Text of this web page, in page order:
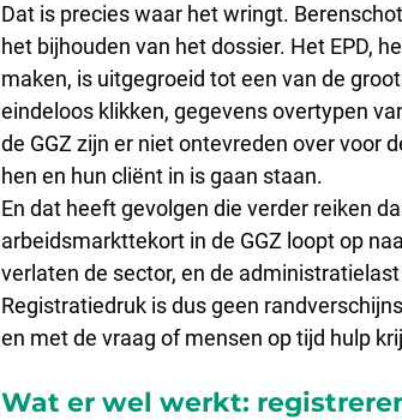
Dat is precies waar het wringt.
het bijhouden van het dossier. Het EPD,
maken, is uitgegroeid tot een van de
eindeloos klikken, gegevens overtypen
de GGZ zijn er niet ontevreden over voor
hen en hun cliënt in is gaan staan.
En dat heeft gevolgen die verder reiken
arbeidsmarkttekort in de GGZ loopt op
verlaten de sector, en de
Registratiedruk is dus geen
en met de vraag of mensen op tijd hulp
Wat er wel werkt: